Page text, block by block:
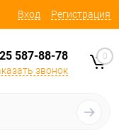
Вход Регистрация
587-88-78
звонок
0